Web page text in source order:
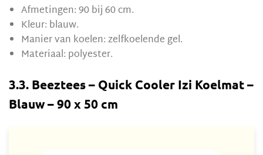
Afmetingen: 90 bij 60 cm.
Kleur: blauw.
Manier van koelen: zelfkoelende gel.
Materiaal: polyester.
3.3. Beeztees – Quick Cooler Izi Koelmat –
Blauw – 90 x 50 cm